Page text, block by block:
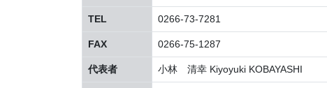
TEL 0266-73-7281
FAX 0266-75-1287
代表者 小林 清幸 Kiyoyuki KOBAYASHI